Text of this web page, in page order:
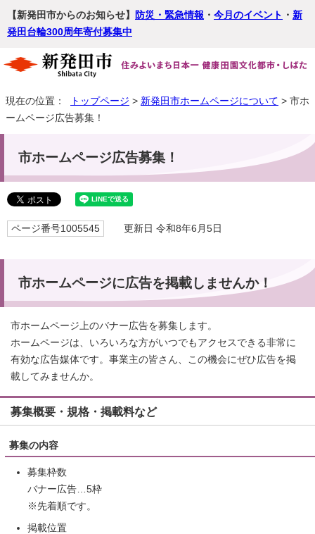
【新発田市からのお知らせ】 防災・緊急情報 ・ 今月のイベント ・ 新
発田台輪300周年寄付募集中
現在の位置： トップページ > 新発田市ホームページについて > 市ホ
ームページ広告募集！
市ホームページ広告募集！
ページ番号1005545 更新日 令和8年6月5日
市ホームページに広告を掲載しませんか！
市ホームページ上のバナー広告を募集します。
ホームページは、いろいろな方がいつでもアクセスできる非常に
有効な広告媒体です。事業主の皆さん、この機会にぜひ広告を掲
載してみませんか。
募集概要・規格・掲載料など
募集の内容
募集枠数
バナー広告…5枠
※先着順です。
掲載位置